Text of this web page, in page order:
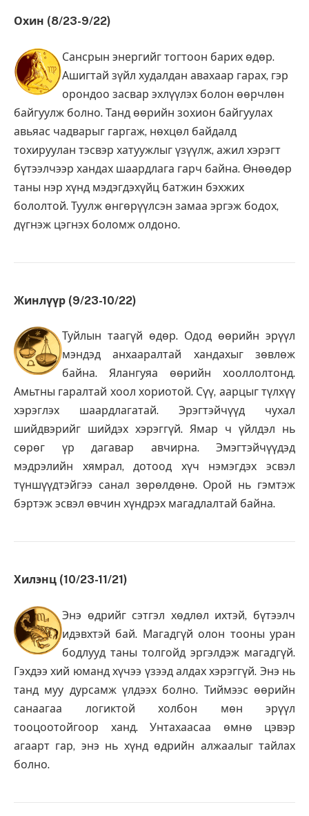
Охин (8/23-9/22)
Сансрын энергийг тогтоон барих өдөр.
Ашигтай зүйл худалдан авахаар гарах, гэр
орондоо засвар эхлүүлэх болон өөрчлөн
байгуулж болно. Танд өөрийн зохион байгуулах
авьяас чадварыг гаргаж, нөхцөл байдалд
тохируулан тэсвэр хатуужлыг үзүүлж, ажил хэрэгт
бүтээлчээр хандах шаардлага гарч байна. Өнөөдөр
таны нэр хүнд мэдэгдэхүйц батжин бэхжих
бололтой. Туулж өнгөрүүлсэн замаа эргэж бодох,
дүгнэж цэгнэх боломж олдоно.
Жинлүүр (9/23-10/22)
Туйлын таагүй өдөр. Одод өөрийн эрүүл
мэндэд анхааралтай хандахыг зөвлөж
байна. Ялангуяа өөрийн хооллолтонд.
Амьтны гаралтай хоол хориотой. Сүү, аарцыг түлхүү
хэрэглэх шаардлагатай. Эрэгтэйчүүд чухал
шийдвэрийг шийдэх хэрэггүй. Ямар ч үйлдэл нь
сөрөг үр дагавар авчирна. Эмэгтэйчүүдэд
мэдрэлийн хямрал, дотоод хүч нэмэгдэх эсвэл
түншүүдтэйгээ санал зөрөлдөнө. Орой нь гэмтэж
бэртэж эсвэл өвчин хүндрэх магадлалтай байна.
Хилэнц (10/23-11/21)
Энэ өдрийг сэтгэл хөдлөл ихтэй, бүтээлч
идэвхтэй бай. Магадгүй олон тооны уран
бодлууд таны толгойд эргэлдэж магадгүй.
Гэхдээ хий юманд хүчээ үзээд алдах хэрэггүй. Энэ нь
танд муу дурсамж үлдээх болно. Тиймээс өөрийн
санаагаа логиктой холбон мөн эрүүл
тооцоотойгоор ханд. Унтахаасаа өмнө цэвэр
агаарт гар, энэ нь хүнд өдрийн алжаалыг тайлах
болно.